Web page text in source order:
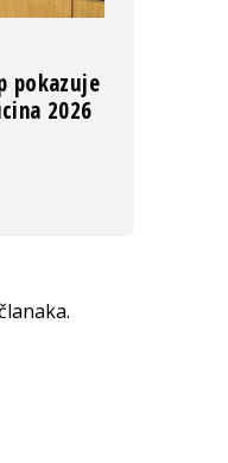
pokazuje
2026